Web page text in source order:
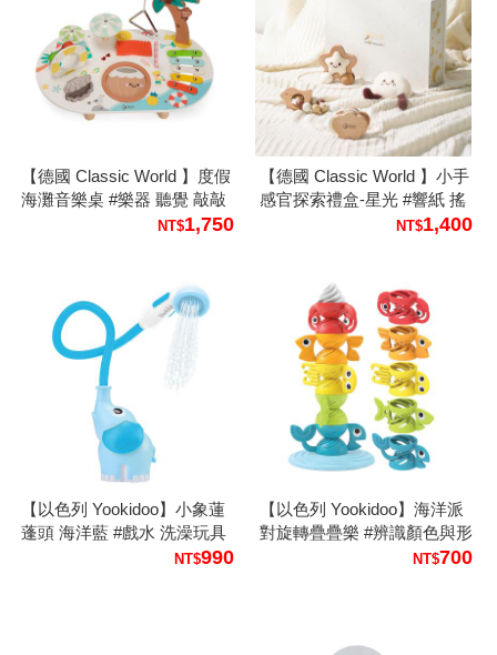
【德國 Classic World 】度假
海灘音樂桌 #樂器 聽覺 敲敲
1,750
【德國 Classic World 】小手
感官探索禮盒-星光 #響紙 搖
鈴 滿月送禮 練習爬行 1,400
【以色列 Yookidoo】小象蓮
蓬頭 海洋藍 #戲水 洗澡玩具
990
【以色列 Yookidoo】海洋派
對旋轉疊疊樂 #辨識顏色與形
狀 視覺動態 手眼腦協調 700